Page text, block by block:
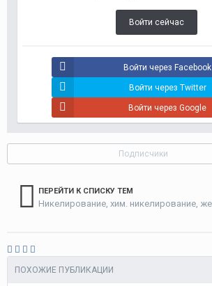
Войти сейчас
Войти через Facebook
Войти через Twitter
Войти через Google
Подписчики
ПЕРЕЙТИ К СПИСКУ ТЕМ
ПОХОЖИЕ ПУБЛИКАЦИИ